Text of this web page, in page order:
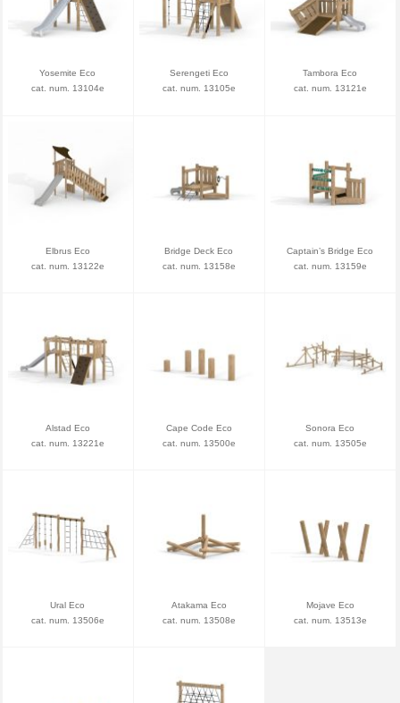
Yosemite Eco
cat. num. 13104e
Serengeti Eco
cat. num. 13105e
Tambora Eco
cat. num. 13121e
Elbrus Eco
cat. num. 13122e
Bridge Deck Eco
cat. num. 13158e
Captain’s Bridge Eco
cat. num. 13159e
Alstad Eco
cat. num. 13221e
Cape Code Eco
cat. num. 13500e
Sonora Eco
cat. num. 13505e
Ural Eco
cat. num. 13506e
Atakama Eco
cat. num. 13508e
Mojave Eco
cat. num. 13513e